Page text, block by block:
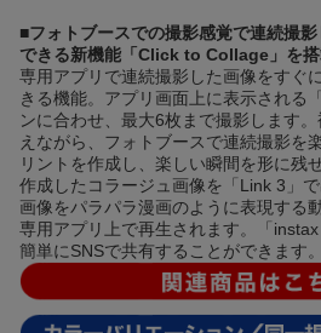
■フォトブースでの撮影感覚で連続撮
できる新機能「Click to Collage」を
専用アプリで連続撮影した画像をすぐ
きる機能。アプリ画面上に表示される
ンに合わせ、最大6枚まで撮影します
えながら、フォトブースで連続撮影を
リントを作成し、楽しい瞬間を形に残せ
作成したコラージュ画像を「Link 3」
画像をパラパラ漫画のように表現する
専用アプリ上で再生されます。「
簡単にSNSで共有することができます。